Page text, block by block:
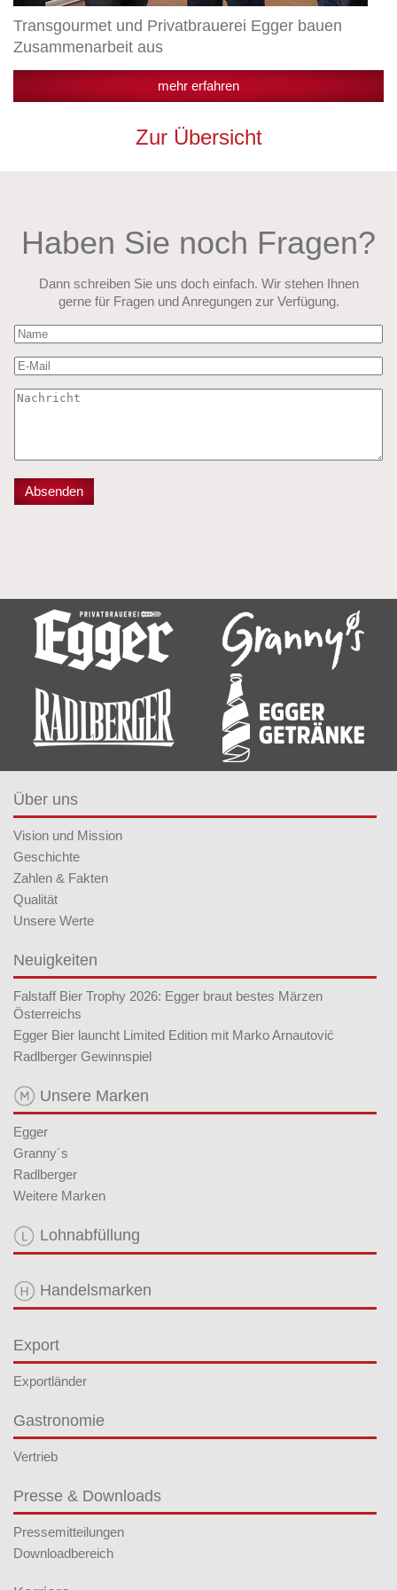
Transgourmet und Privatbrauerei Egger bauen
Zusammenarbeit aus
mehr erfahren
Zur Übersicht
Haben Sie noch Fragen?
Dann schreiben Sie uns doch einfach. Wir stehen Ihnen
gerne für Fragen und Anregungen zur Verfügung.
Über uns
Vision und Mission
Geschichte
Zahlen & Fakten
Qualität
Unsere Werte
Neuigkeiten
Falstaff Bier Trophy 2026: Egger braut bestes Märzen
Österreichs
Egger Bier launcht Limited Edition mit Marko Arnautović
Radlberger Gewinnspiel
Unsere Marken
Egger
Granny´s
Radlberger
Weitere Marken
Lohnabfüllung
Handelsmarken
Export
Exportländer
Gastronomie
Vertrieb
Presse & Downloads
Pressemitteilungen
Downloadbereich